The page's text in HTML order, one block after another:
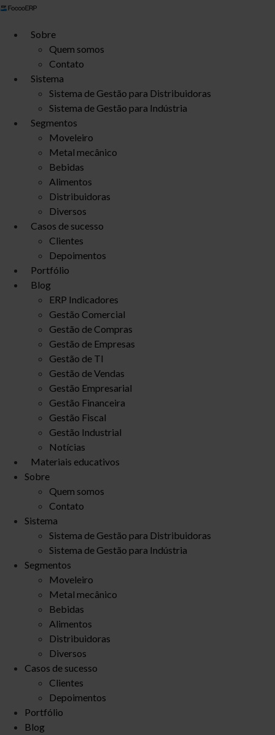
Ir
conteúdo
Sobre
Quem somos
Contato
Sistema
Sistema de Gestão para Distribuidoras
Sistema de Gestão para Indústria
Segmentos
Moveleiro
Metal mecânico
Bebidas
Alimentos
Distribuidoras
Diversos
Casos de sucesso
Clientes
Depoimentos
Portfólio
Blog
ERP Indicadores
Gestão Comercial
Gestão de Compras
Gestão de Empresas
Gestão de TI
Gestão de Vendas
Gestão Empresarial
Gestão Financeira
Gestão Fiscal
Gestão Industrial
Notícias
Materiais educativos
Sobre
Quem somos
Contato
Sistema
Sistema de Gestão para Distribuidoras
Sistema de Gestão para Indústria
Segmentos
Moveleiro
Metal mecânico
Bebidas
Alimentos
Distribuidoras
Diversos
Casos de sucesso
Clientes
Depoimentos
Portfólio
Blog